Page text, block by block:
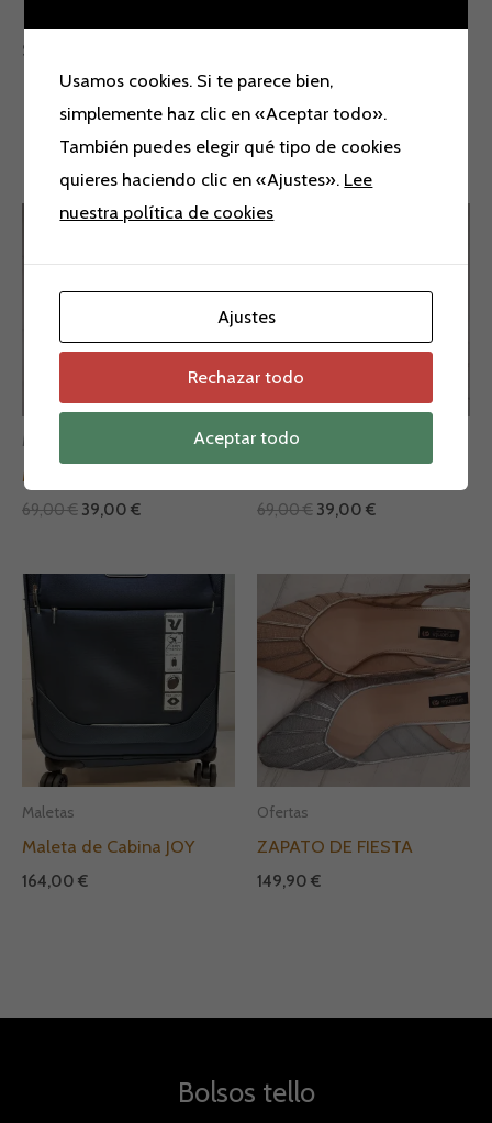
Su horma redondeada la hace juvenil
Productos relacionados
Manoletina
MANOLETINA
69,00€
El
69,00 €.
39,00 €
El
39,00 €.
Manoletina
69,00€
69,00 €.
39,00 €
39,00 €.
Maletas
Maleta de Cabina JOY
164,00 €
Ofertas
ZAPATO DE FIESTA
149,90 €
Bolsos tello
Usamos cookies. Si te parece bien,
simplemente haz clic en «Aceptar todo».
También puedes elegir qué tipo de cookies
quieres haciendo clic en «Ajustes». Lee
nuestra política de cookies
Ajustes
Rechazar todo
Aceptar todo